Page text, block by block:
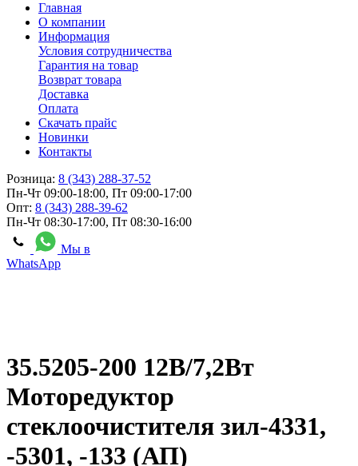
Главная
О компании
Информация
Условия сотрудничества
Гарантия на товар
Возврат товара
Доставка
Оплата
Скачать прайс
Новинки
Контакты
Розница: 8 (343) 288-37-52
Пн-Чт 09:00-18:00, Пт 09:00-17:00
Опт: 8 (343) 288-39-62
Пн-Чт 08:30-17:00, Пт 08:30-16:00
Мы в
WhatsApp
35.5205-200 12В/7,2Вт
Моторедуктор
стеклоочистителя зил-4331,
-5301, -133 (АП)